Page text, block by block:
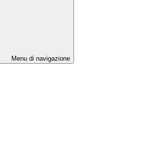
Menu di navigazione